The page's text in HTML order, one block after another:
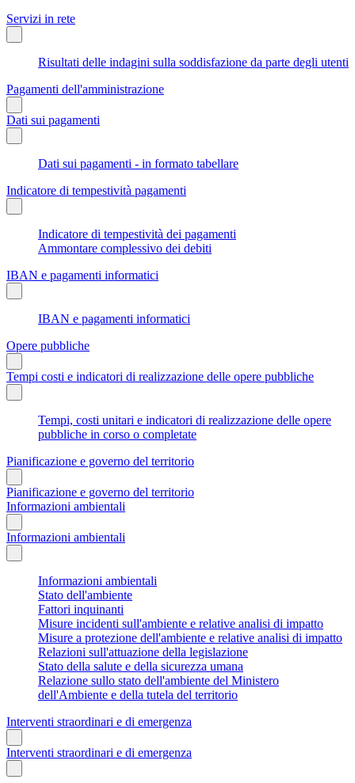
Servizi in rete
Risultati delle indagini sulla soddisfazione da parte degli utenti
Pagamenti dell'amministrazione
Dati sui pagamenti
Dati sui pagamenti - in formato tabellare
Indicatore di tempestività pagamenti
Indicatore di tempestività dei pagamenti
Ammontare complessivo dei debiti
IBAN e pagamenti informatici
IBAN e pagamenti informatici
Opere pubbliche
Tempi costi e indicatori di realizzazione delle opere pubbliche
Tempi, costi unitari e indicatori di realizzazione delle opere
pubbliche in corso o completate
Pianificazione e governo del territorio
Pianificazione e governo del territorio
Informazioni ambientali
Informazioni ambientali
Informazioni ambientali
Stato dell'ambiente
Fattori inquinanti
Misure incidenti sull'ambiente e relative analisi di impatto
Misure a protezione dell'ambiente e relative analisi di impatto
Relazioni sull'attuazione della legislazione
Stato della salute e della sicurezza umana
Relazione sullo stato dell'ambiente del Ministero
dell'Ambiente e della tutela del territorio
Interventi straordinari e di emergenza
Interventi straordinari e di emergenza